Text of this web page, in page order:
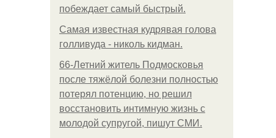
побеждает самый быстрый.
Самая известная кудрявая голова
голливуда - николь кидман.
66-Летний житель Подмосковья
после тяжёлой болезни полностью
потерял потенцию, но решил
восстановить интимную жизнь с
молодой супругой, пишут СМИ.